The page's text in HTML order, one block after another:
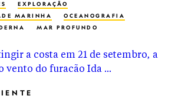
EXPLORAÇÃO
MARINHA
OCEANOGRAFIA
MAR PROFUNDO